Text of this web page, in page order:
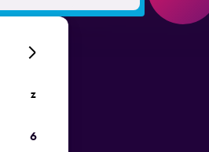
z
6